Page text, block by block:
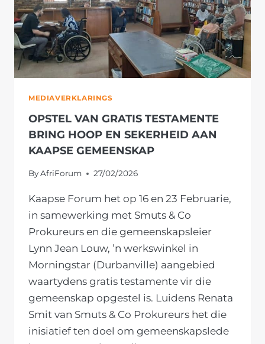
VERBETER
MEDIAVERKLARINGS
OPSTEL VAN GRATIS TESTAMENTE
BRING HOOP EN SEKERHEID AAN
KAAPSE GEMEENSKAP
ByAfriForum 27/02/2026
Kaapse Forum het op 16 en 23 Februarie,
in samewerking met Smuts & Co
Prokureurs en die gemeenskapsleier
Lynn Jean Louw, ’n werkswinkel in
Morningstar (Durbanville) aangebied
waartydens gratis testamente vir die
gemeenskap opgestel is. Luidens Renata
Smit van Smuts & Co Prokureurs het die
inisiatief ten doel om gemeenskapslede